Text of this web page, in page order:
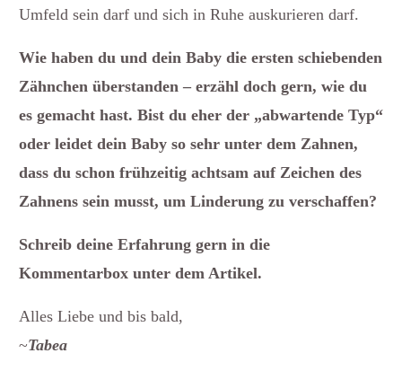
Umfeld sein darf und sich in Ruhe auskurieren darf.
Wie haben du und dein Baby die ersten schiebenden
Zähnchen überstanden – erzähl doch gern, wie du
es gemacht hast. Bist du eher der „abwartende Typ“
oder leidet dein Baby so sehr unter dem Zahnen,
dass du schon frühzeitig achtsam auf Zeichen des
Zahnens sein musst, um Linderung zu verschaffen?
Schreib deine Erfahrung gern in die
Kommentarbox unter dem Artikel.
Alles Liebe und bis bald,
~Tabea